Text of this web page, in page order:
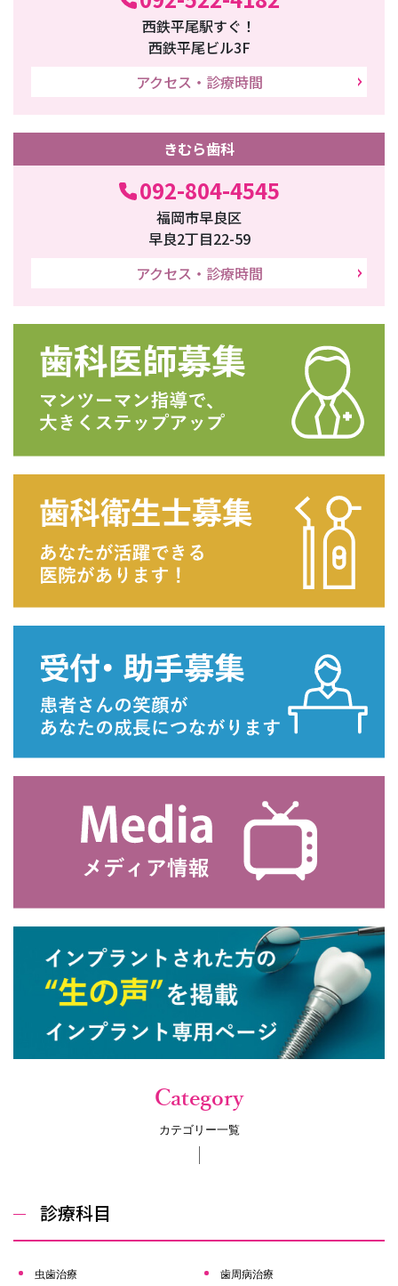
西鉄平尾駅すぐ！
西鉄平尾ビル3F
アクセス・診療時間
きむら歯科
092-804-4545
福岡市早良区
早良2丁目22-59
アクセス・診療時間
Category
カテゴリー一覧
診療科目
虫⻭治療 歯周病治療